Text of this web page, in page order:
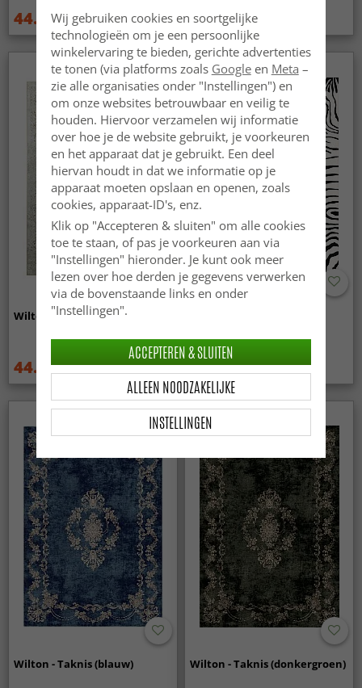
44.99 € 59.99 € 44.99 € 59.99 €
Wilton - Mateur (beige)
44.99 € 59.99 € 44.99 € 59.99 €
Wilton - Taknis (blauw) Wilton - Taknis (donkergroen)
Wij gebruiken cookies en soortgelijke
technologieën om je een persoonlijke
winkelervaring te bieden, gerichte advertenties
te tonen (via platforms zoals Googleen Meta –
zie alle organisaties onder "Instellingen") en
om onze websites betrouwbaar en veilig te
houden. Hiervoor verzamelen wij informatie
over hoe je de website gebruikt, je voorkeuren
en het apparaat dat je gebruikt. Een deel
hiervan houdt in dat we informatie op je
apparaat moeten opslaan en openen, zoals
cookies, apparaat-ID's, enz.
Klik op "Accepteren & sluiten" om alle cookies
toe te staan, of pas je voorkeuren aan via
"Instellingen" hieronder. Je kunt ook meer
lezen over hoe derden je gegevens verwerken
via de bovenstaande links en onder
"Instellingen".
INSTELLINGEN
ALLEEN NOODZAKELIJKE
ACCEPTEREN & SLUITEN